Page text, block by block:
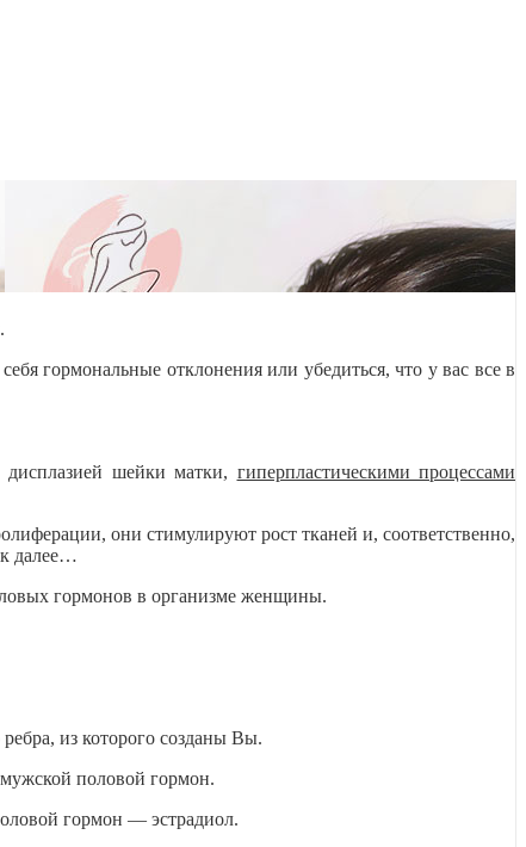
гормональные отклонения или убедиться, что у вас все в
шейки матки, гиперпластическими процессами
они стимулируют рост тканей и, соответственно,
далее…
гормонов в организме женщины.
из которого созданы Вы.
половой гормон.
гормон — эстрадиол.